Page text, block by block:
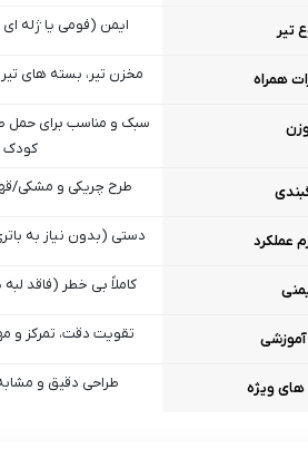
تیر ایمن (فومی یا ژله‌
همراه مخزن تیر، بسته‌ های
سبک و مناسب برای حمل
کودک
طرح چریکی و مشکی/
عملکرد دستی (بدون نیاز به
کاملاً بی‌ خطر (فاقد
آموزشی تقویت دقت، تمرکز و
های ویژه طراحی دقیق و